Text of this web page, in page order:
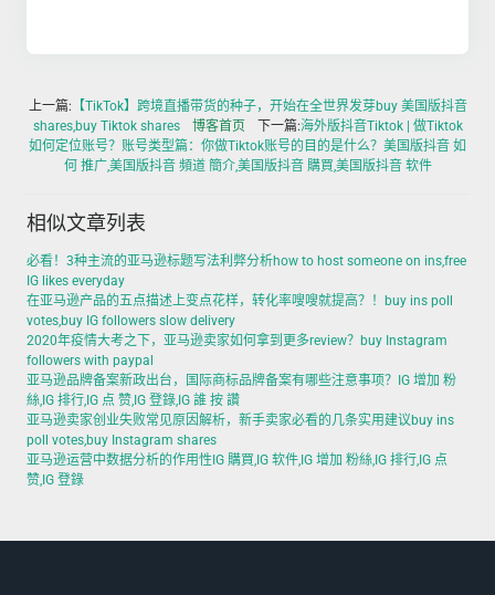
上一篇: 【TikTok】跨境直播带货的种子，开始在全世界发芽buy 美国版抖音
shares,buy Tiktok shares
博客首页 下一篇:海外版抖音Tiktok | 做Tiktok
如何定位账号？账号类型篇：你做Tiktok账号的目的是什么？美国版抖音 如
何 推广,美国版抖音 頻道 簡介,美国版抖音 購買,美国版抖音 软件
相似文章列表
必看！3种主流的亚马逊标题写法利弊分析how to host someone on ins,free
IG likes everyday
在亚马逊产品的五点描述上变点花样，转化率嗖嗖就提高？！buy ins poll
votes,buy IG followers slow delivery
2020年疫情大考之下，亚马逊卖家如何拿到更多review？buy Instagram
followers with paypal
亚马逊品牌备案新政出台，国际商标品牌备案有哪些注意事项？IG 增加 粉
絲,IG 排行,IG 点 赞,IG 登錄,IG 誰 按 讚
亚马逊卖家创业失败常见原因解析，新手卖家必看的几条实用建议buy ins
poll votes,buy Instagram shares
亚马逊运营中数据分析的作用性IG 購買,IG 软件,IG 增加 粉絲,IG 排行,IG 点
赞,IG 登錄